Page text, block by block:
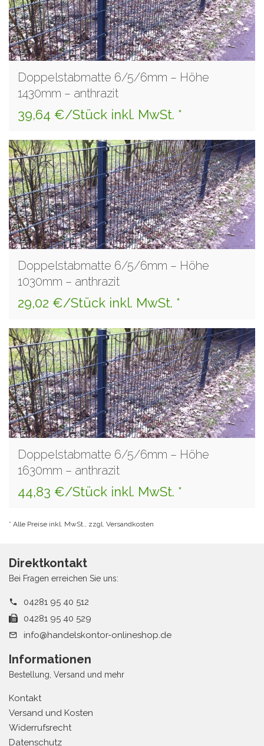
Doppelstabmatte 6/5/6mm – Höhe
1430mm – anthrazit
39,64 €/Stück inkl. MwSt. *
Doppelstabmatte 6/5/6mm – Höhe
1030mm – anthrazit
29,02 €/Stück inkl. MwSt. *
Doppelstabmatte 6/5/6mm – Höhe
1630mm – anthrazit
44,83 €/Stück inkl. MwSt. *
* Alle Preise inkl. MwSt., zzgl. Versandkosten
Direktkontakt
Bei Fragen erreichen Sie uns:
04281 95 40 512
04281 95 40 529
info@handelskontor-onlineshop.de
Informationen
Bestellung, Versand und mehr
Kontakt
Versand und Kosten
Widerrufsrecht
Datenschutz